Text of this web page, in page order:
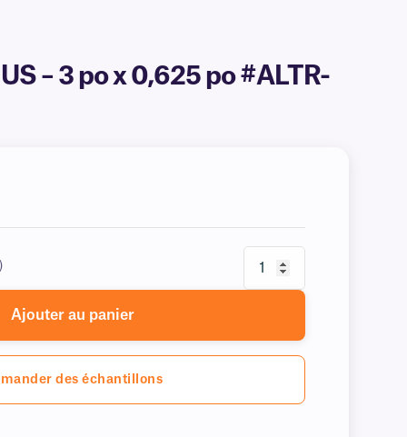
– 3 po x 0,625 po #ALTR-
Ajouter au panier
des échantillons